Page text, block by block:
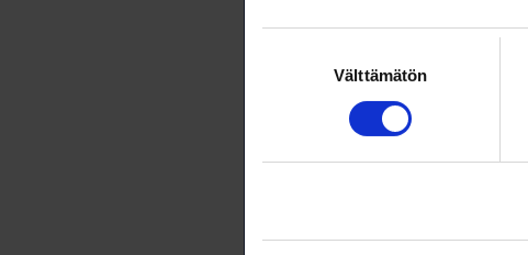
Välttämätön
muuttanut
siihen liittyviä